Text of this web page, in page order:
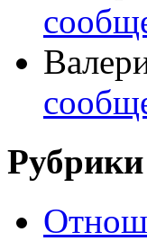
Рубрики